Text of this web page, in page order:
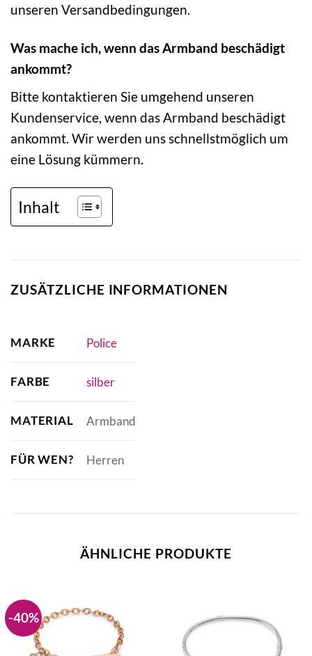
unseren Versandbedingungen.
Was mache ich, wenn das Armband beschädigt
ankommt?
Bitte kontaktieren Sie umgehend unseren
Kundenservice, wenn das Armband beschädigt
ankommt. Wir werden uns schnellstmöglich um
eine Lösung kümmern.
Inhalt
ZUSÄTZLICHE INFORMATIONEN
MARKE Police
FARBE silber
MATERIAL Armband
FÜR WEN? Herren
ÄHNLICHE PRODUKTE
-40%